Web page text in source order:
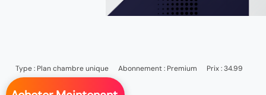
Type : Plan chambre unique Abonnement : Premium Prix : 34.99